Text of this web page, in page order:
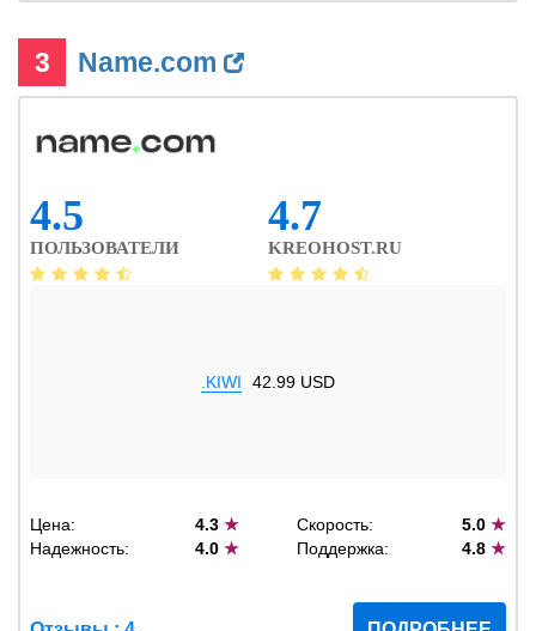
3 Name.com
4.5
ПОЛЬЗОВАТЕЛИ
4.7
KREOHOST.RU
.KIWI 42.99 USD
Цена: 4.3★ Скорость: 5.0 ★
Надежность:
4.0★ Поддержка: 4.8 ★